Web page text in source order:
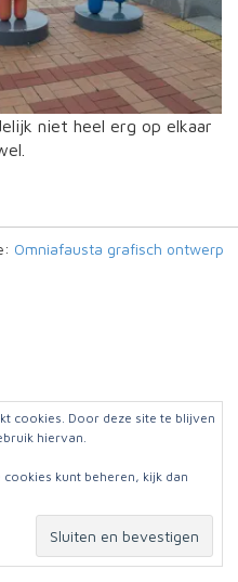
niet heel erg op elkaar
Omniafausta grafisch ontwerp
cookies. Door deze site te blijven
hiervan.
kunt beheren, kijk dan